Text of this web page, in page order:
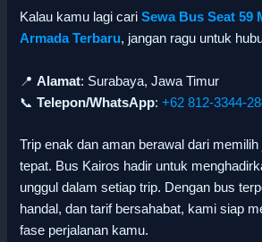
Kalau kamu lagi cariSewa Bus Seat 59
Armada Terbaru, jangan ragu untuk
📍Alamat: Surabaya, Jawa Timur
📞Telepon/WhatsApp:+62 812-3344-
Trip enak dan aman berawal dari
tepat. Bus Kairos hadir untuk
unggul dalam setiap trip. Dengan bus
handal, dan tarif bersahabat, kami siap
fase perjalanan kamu.